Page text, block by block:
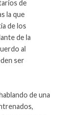
de
la que
de los
de la
al
ser
de una